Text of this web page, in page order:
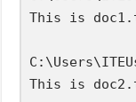
This is
This is